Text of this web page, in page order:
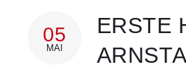
05
MAI
ERSTE